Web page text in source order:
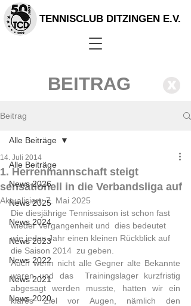
TENNISCLUB DITZINGEN E.V.
BEITRAG X
Beitrag
Alle Beiträge
News 2026
News 2025
News 2024
News 2023
News 2022
News 2021
News 2020
Alle Beiträge
1. Herrenmannschaft steigt
sensationell in die Verbandsliga auf
14. Juli 2014
Aktualisiert:7. Mai 2025
Die diesjährige Tennissaison ist schon fast
wieder Vergangenheit und  dies bedeutet
wie jedes Jahr einen kleinen Rückblick auf
die Saison 2014  zu geben.
Auch wenn nicht alle Gegner alte Bekannte
waren und das  Trainingslager kurzfristig
abgesagt werden musste, hatten wir ein
klares Ziel vor Augen, nämlich den